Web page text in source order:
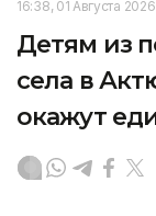
16:38, 01 Августа 2026
Детям из
села в
окажут